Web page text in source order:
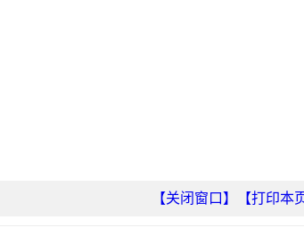
【打印本
【关闭窗口】